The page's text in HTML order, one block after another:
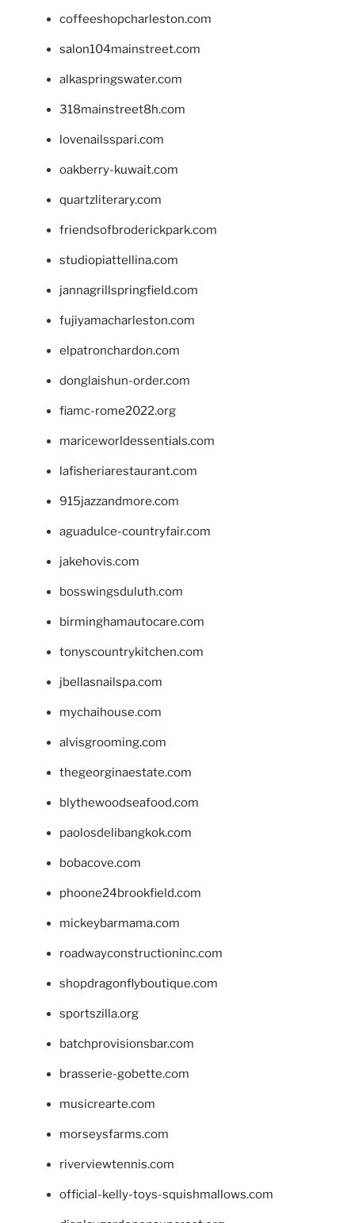
coffeeshopcharleston.com
salon104mainstreet.com
alkaspringswater.com
318mainstreet8h.com
lovenailsspari.com
oakberry-kuwait.com
quartzliterary.com
friendsofbroderickpark.com
studiopiattellina.com
jannagrillspringfield.com
fujiyamacharleston.com
elpatronchardon.com
donglaishun-order.com
fiamc-rome2022.org
mariceworldessentials.com
lafisheriarestaurant.com
915jazzandmore.com
aguadulce-countryfair.com
jakehovis.com
bosswingsduluth.com
birminghamautocare.com
tonyscountrykitchen.com
jbellasnailspa.com
mychaihouse.com
alvisgrooming.com
thegeorginaestate.com
blythewoodseafood.com
paolosdelibangkok.com
bobacove.com
phoone24brookfield.com
mickeybarmama.com
roadwayconstructioninc.com
shopdragonflyboutique.com
sportszilla.org
batchprovisionsbar.com
brasserie-gobette.com
musicrearte.com
morseysfarms.com
riverviewtennis.com
official-kelly-toys-squishmallows.com